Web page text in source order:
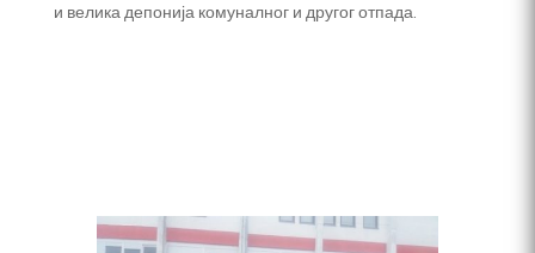
и велика депонија комуналног и другог отпада.